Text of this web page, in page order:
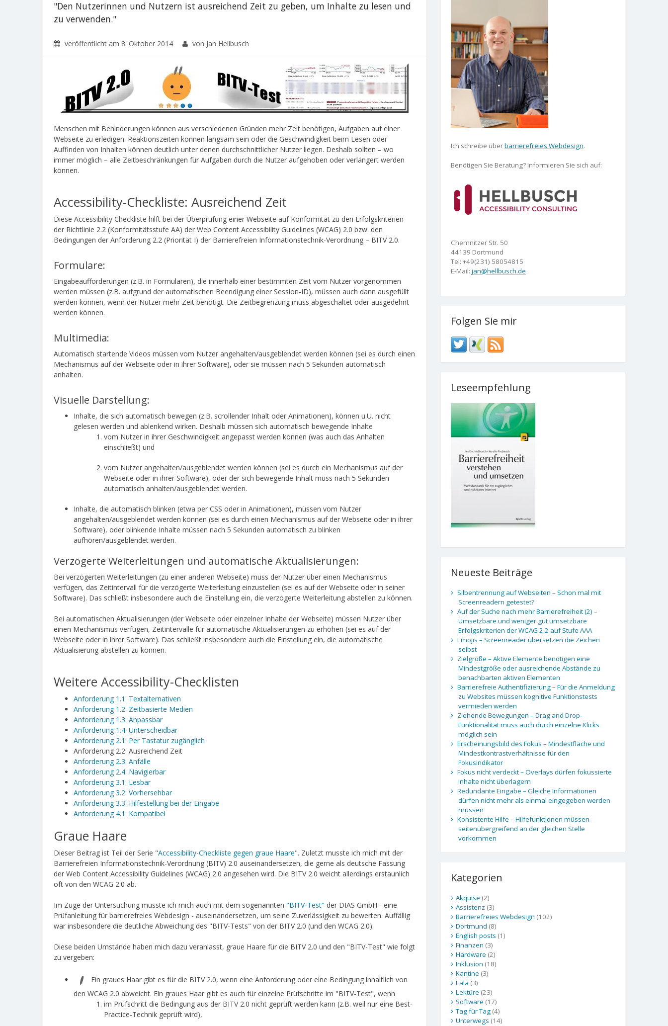
"Den Nutzerinnen und Nutzern ist ausreichend Zeit zu geben, um Inhalte zu lesen und
zu verwenden."
veröffentlicht am 8. Oktober 2014 von Jan Hellbusch
Menschen mit Behinderungen können aus verschiedenen Gründen mehr Zeit benötigen, Aufgaben auf einer
Webseite zu erledigen. Reaktionszeiten können langsam sein oder die Geschwindigkeit beim Lesen oder
Auffinden von Inhalten können deutlich unter denen durchschnittlicher Nutzer liegen. Deshalb sollten – wo
immer möglich – alle Zeitbeschränkungen für Aufgaben durch die Nutzer aufgehoben oder verlängert werden
können.
Accessibility-Checkliste: Ausreichend Zeit
Diese Accessibility Checkliste hilft bei der Überprüfung einer Webseite auf Konformität zu den Erfolgskriterien
der Richtlinie 2.2 (Konformitätsstufe AA) der Web Content Accessibility Guidelines (WCAG) 2.0 bzw. den
Bedingungen der Anforderung 2.2 (Priorität I) der Barrierefreien Informationstechnik-Verordnung – BITV 2.0.
Formulare:
Eingabeaufforderungen (z.B. in Formularen), die innerhalb einer bestimmten Zeit vom Nutzer vorgenommen
werden müssen (z.B. aufgrund der automatischen Beendigung einer Session-ID), müssen auch dann ausgefüllt
werden können, wenn der Nutzer mehr Zeit benötigt. Die Zeitbegrenzung muss abgeschaltet oder ausgedehnt
werden können.
Multimedia:
Automatisch startende Videos müssen vom Nutzer angehalten/ausgeblendet werden können (sei es durch einen
Mechanismus auf der Webseite oder in ihrer Software), oder sie müssen nach 5 Sekunden automatisch
anhalten.
Visuelle Darstellung:
Inhalte, die sich automatisch bewegen (z.B. scrollender Inhalt oder Animationen), können u.U. nicht
gelesen werden und ablenkend wirken. Deshalb müssen sich automatisch bewegende Inhalte
vom Nutzer in ihrer Geschwindigkeit angepasst werden können (was auch das Anhalten
einschließt) und
vom Nutzer angehalten/ausgeblendet werden können (sei es durch ein Mechanismus auf der
Webseite oder in ihrer Software), oder der sich bewegende Inhalt muss nach 5 Sekunden
automatisch anhalten/ausgeblendet werden.
Inhalte, die automatisch blinken (etwa per CSS oder in Animationen), müssen vom Nutzer
angehalten/ausgeblendet werden können (sei es durch einen Mechanismus auf der Webseite oder in ihrer
Software), oder blinkende Inhalte müssen nach 5 Sekunden automatisch zu blinken
aufhören/ausgeblendet werden.
Verzögerte Weiterleitungen und automatische Aktualisierungen:
Bei verzögerten Weiterleitungen (zu einer anderen Webseite) muss der Nutzer über einen Mechanismus
verfügen, das Zeitintervall für die verzögerte Weiterleitung einzustellen (sei es auf der Webseite oder in seiner
Software). Das schließt insbesondere auch die Einstellung ein, die verzögerte Weiterleitung abstellen zu können.
Bei automatischen Aktualisierungen (der Webseite oder einzelner Inhalte der Webseite) müssen Nutzer über
einen Mechanismus verfügen, Zeitintervalle für automatische Aktualisierungen zu erhöhen (sei es auf der
Webseite oder in ihrer Software). Das schließt insbesondere auch die Einstellung ein, die automatische
Aktualisierung abstellen zu können.
Weitere Accessibility-Checklisten
Anforderung 1.1: Textalternativen
Anforderung 1.2: Zeitbasierte Medien
Anforderung 1.3: Anpassbar
Anforderung 1.4: Unterscheidbar
Anforderung 2.1: Per Tastatur zugänglich
Anforderung 2.2: Ausreichend Zeit
Anforderung 2.3: Anfälle
Anforderung 2.4: Navigierbar
Anforderung 3.1: Lesbar
Anforderung 3.2: Vorhersehbar
Anforderung 3.3: Hilfestellung bei der Eingabe
Anforderung 4.1: Kompatibel
Graue Haare
Dieser Beitrag ist Teil der Serie "Accessibility-Checkliste gegen graue Haare". Zuletzt musste ich mich mit der
Barrierefreien Informationstechnik-Verordnung (BITV) 2.0 auseinandersetzen, die gerne als deutsche Fassung
der Web Content Accessibility Guidelines (WCAG) 2.0 angesehen wird. Die BITV 2.0 weicht allerdings erstaunlich
oft von den WCAG 2.0 ab.
Im Zuge der Untersuchung musste ich mich auch mit dem sogenannten "BITV-Test" der DIAS GmbH - eine
Prüfanleitung für barrierefreies Webdesign - auseinandersetzen, um seine Zuverlässigkeit zu bewerten. Auffällig
war insbesondere die deutliche Abweichung des "BITV-Tests" von der BITV 2.0 (und den WCAG 2.0).
Diese beiden Umstände haben mich dazu veranlasst, graue Haare für die BITV 2.0 und den "BITV-Test" wie folgt
zu vergeben:
Ein graues Haar gibt es für die BITV 2.0, wenn eine Anforderung oder eine Bedingung inhaltlich von
den WCAG 2.0 abweicht. Ein graues Haar gibt es auch für einzelne Prüfschritte im "BITV-Test", wenn
im Prüfschritt die Bedingung aus der BITV 2.0 nicht geprüft werden kann (z.B. weil nur eine Best-
Practice-Technik geprüft wird),
Ich schreibe überbarrierefreies Webdesign.
Benötigen Sie Beratung? Informieren Sie sich auf:
Chemnitzer Str. 50
44139 Dortmund
Tel: +49(231) 58054815
E-Mail: jan@hellbusch.de
Folgen Sie mir
Leseempfehlung
Neueste Beiträge
Silbentrennung auf Webseiten – Schon mal mit
Screenreadern getestet?
Auf der Suche nach mehr Barrierefreiheit (2) –
Umsetzbare und weniger gut umsetzbare
Erfolgskriterien der WCAG 2.2 auf Stufe AAA
Emojis – Screenreader übersetzen die Zeichen
selbst
Zielgröße – Aktive Elemente benötigen eine
Mindestgröße oder ausreichende Abstände zu
benachbarten aktiven Elementen
Barrierefreie Authentifizierung – Für die Anmeldung
zu Websites müssen kognitive Funktionstests
vermieden werden
Ziehende Bewegungen – Drag and Drop-
Funktionalität muss auch durch einzelne Klicks
möglich sein
Erscheinungsbild des Fokus – Mindestfläche und
Mindestkontrastverhältnisse für den
Fokusindikator
Fokus nicht verdeckt – Overlays dürfen fokussierte
Inhalte nicht überlagern
Redundante Eingabe – Gleiche Informationen
dürfen nicht mehr als einmal eingegeben werden
müssen
Konsistente Hilfe – Hilfefunktionen müssen
seitenübergreifend an der gleichen Stelle
vorkommen
Kategorien
Akquise (2)
Assistenz (3)
Barrierefreies Webdesign (102)
Dortmund (8)
English posts (1)
Finanzen (3)
Hardware (2)
Inklusion (18)
Kantine (3)
Lala (3)
Lektüre (23)
Software (17)
Tag für Tag(4)
Unterwegs (14)